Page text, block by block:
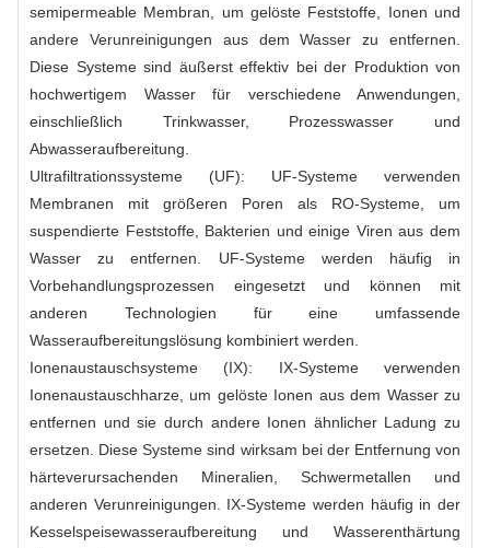
semipermeable Membran, um gelöste Feststoffe, Ionen und
andere Verunreinigungen aus dem Wasser zu entfernen.
Diese Systeme sind äußerst effektiv bei der Produktion von
hochwertigem Wasser für verschiedene Anwendungen,
einschließlich Trinkwasser, Prozesswasser und
Abwasseraufbereitung.
Ultrafiltrationssysteme (UF): UF-Systeme verwenden
Membranen mit größeren Poren als RO-Systeme, um
suspendierte Feststoffe, Bakterien und einige Viren aus dem
Wasser zu entfernen. UF-Systeme werden häufig in
Vorbehandlungsprozessen eingesetzt und können mit
anderen Technologien für eine umfassende
Wasseraufbereitungslösung kombiniert werden.
Ionenaustauschsysteme (IX): IX-Systeme verwenden
Ionenaustauschharze, um gelöste Ionen aus dem Wasser zu
entfernen und sie durch andere Ionen ähnlicher Ladung zu
ersetzen. Diese Systeme sind wirksam bei der Entfernung von
härteverursachenden Mineralien, Schwermetallen und
anderen Verunreinigungen. IX-Systeme werden häufig in der
Kesselspeisewasseraufbereitung und Wasserenthärtung